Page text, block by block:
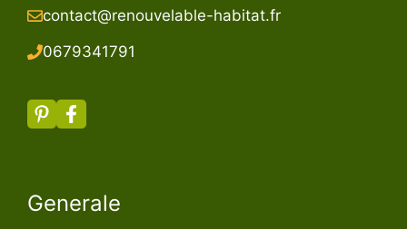
contact@renouvelable-habitat.fr
0679341791
Generale